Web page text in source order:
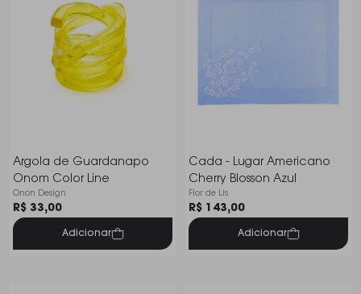
Argola de Guardanapo
Onom Color Line
Onon Design
R$ 33,00
Adicionar
Cada - Lugar Americano
Cherry Blosson Azul
Flor de Lis
R$ 143,00
Adicionar